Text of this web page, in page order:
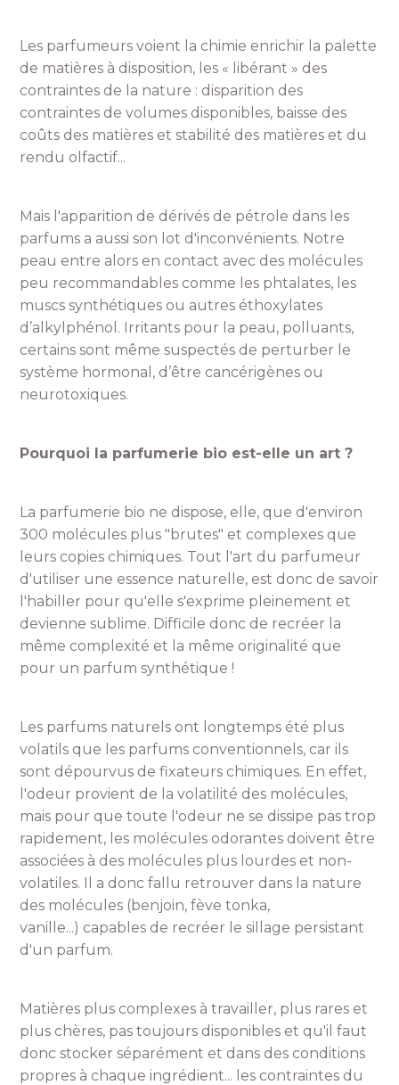
Les parfumeurs voient la chimie enrichir la palette
de matières à disposition, les « libérant » des
contraintes de la nature : disparition des
contraintes de volumes disponibles, baisse des
coûts des matières et stabilité des matières et du
rendu olfactif...
Mais l'apparition de dérivés de pétrole dans les
parfums a aussi son lot d'inconvénients. Notre
peau entre alors en contact avec des molécules
peu recommandables comme les phtalates, les
muscs synthétiques ou autres éthoxylates
d’alkylphénol. Irritants pour la peau, polluants,
certains sont même suspectés de perturber le
système hormonal, d’être cancérigènes ou
neurotoxiques.
Pourquoi la parfumerie bio est-elle un art ?
La parfumerie bio ne dispose, elle, que d'environ
300 molécules plus "brutes" et complexes que
leurs copies chimiques. Tout l'art du parfumeur
d'utiliser une essence naturelle, est donc de savoir
l'habiller pour qu'elle s'exprime pleinement et
devienne sublime. Difficile donc de recréer la
même complexité et la même originalité que
pour un parfum synthétique !
Les parfums naturels ont longtemps été plus
volatils que les parfums conventionnels, car ils
sont dépourvus de fixateurs chimiques. En effet,
l'odeur provient de la volatilité des molécules,
mais pour que toute l'odeur ne se dissipe pas trop
rapidement, les molécules odorantes doivent être
associées à des molécules plus lourdes et non-
volatiles. Il a donc fallu retrouver dans la nature
des molécules (benjoin, fève tonka,
vanille...) capables de recréer le sillage persistant
d'un parfum.
Matières plus complexes à travailler, plus rares et
plus chères, pas toujours disponibles et qu'il faut
donc stocker séparément et dans des conditions
propres à chaque ingrédient... les contraintes du